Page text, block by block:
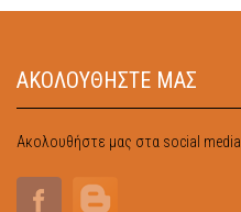
ΑΚΟΛΟΥΘΗΣΤΕ ΜΑΣ
Ακολουθήστε μας στα social media